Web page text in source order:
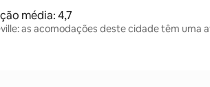
média: 4,7
as acomodações deste cidade têm uma